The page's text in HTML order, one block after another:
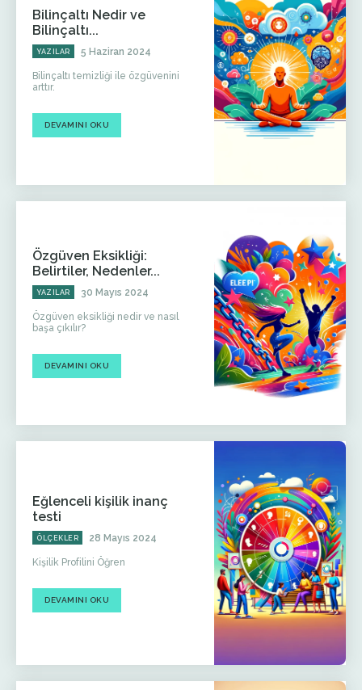
Bilinçaltı Nedir ve
Bilinçaltı...
YAZILAR 5 Haziran 2024
Bilinçaltı temizliği ile özgüvenini
arttır.
DEVAMINI OKU
Özgüven Eksikliği:
Belirtiler, Nedenler...
YAZILAR 30 Mayıs 2024
Özgüven eksikliği nedir ve nasıl
başa çıkılır?
DEVAMINI OKU
Eğlenceli kişilik inanç
testi
ÖLÇEKLER 28 Mayıs 2024
Kişilik Profilini Öğren
DEVAMINI OKU